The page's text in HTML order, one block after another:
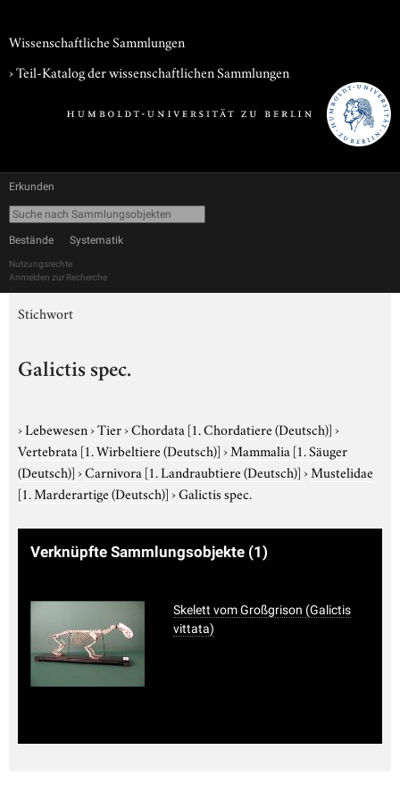
Wissenschaftliche Sammlungen
› Teil-Katalog der wissenschaftlichen Sammlungen
Erkunden
Bestände Systematik
Nutzungsrechte
Anmelden zur Recherche
Stichwort
Galictis spec.
›Lebewesen›Tier›Chordata [1. Chordatiere (Deutsch)]›
Vertebrata [1. Wirbeltiere (Deutsch)]›Mammalia [1. Säuger
(Deutsch)]›Carnivora [1. Landraubtiere (Deutsch)]›Mustelidae
[1. Marderartige (Deutsch)]›Galictis spec.
Verknüpfte Sammlungsobjekte (1)
Skelett vom Großgrison (Galictis
vittata)